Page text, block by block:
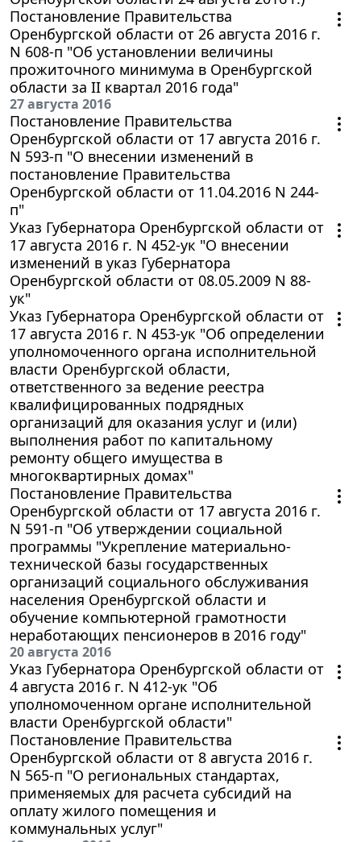
Постановление Правительства
Оренбургской области от 26 августа 2016 г.
N 608-п "Об установлении величины
прожиточного минимума в Оренбургской
области за II квартал 2016 года"
27 августа 2016
Постановление Правительства
Оренбургской области от 17 августа 2016 г.
N 593-п "О внесении изменений в
постановление Правительства
Оренбургской области от 11.04.2016 N 244-
п"
Указ Губернатора Оренбургской области от
17 августа 2016 г. N 452-ук "О внесении
изменений в указ Губернатора
Оренбургской области от 08.05.2009 N 88-
ук"
Указ Губернатора Оренбургской области от
17 августа 2016 г. N 453-ук "Об определении
уполномоченного органа исполнительной
власти Оренбургской области,
ответственного за ведение реестра
квалифицированных подрядных
организаций для оказания услуг и (или)
выполнения работ по капитальному
ремонту общего имущества в
многоквартирных домах"
Постановление Правительства
Оренбургской области от 17 августа 2016 г.
N 591-п "Об утверждении социальной
программы "Укрепление материально-
технической базы государственных
организаций социального обслуживания
населения Оренбургской области и
обучение компьютерной грамотности
неработающих пенсионеров в 2016 году"
20 августа 2016
Указ Губернатора Оренбургской области от
4 августа 2016 г. N 412-ук "Об
уполномоченном органе исполнительной
власти Оренбургской области"
Постановление Правительства
Оренбургской области от 8 августа 2016 г.
N 565-п "О региональных стандартах,
применяемых для расчета субсидий на
оплату жилого помещения и
коммунальных услуг"